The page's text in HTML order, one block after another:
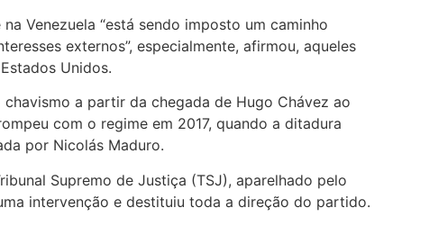
Venezuela “está sendo imposto um caminho
externos”, especialmente, afirmou, aqueles
Unidos.
a partir da chegada de Hugo Chávez ao
com o regime em 2017, quando a ditadura
por Nicolás Maduro.
Supremo de Justiça (TSJ), aparelhado pelo
intervenção e destituiu toda a direção do partido.